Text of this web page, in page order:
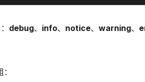
： debug、 info、 notice、 warning、